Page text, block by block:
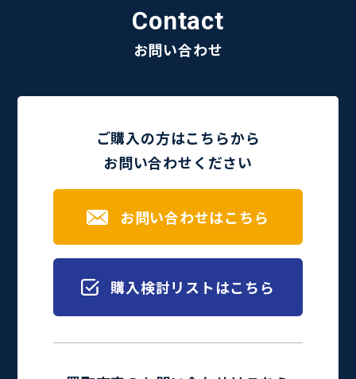
Contact
お問い合わせ
ご購入の方はこちらから
お問い合わせください
お問い合わせはこちら
購入検討リストはこちら